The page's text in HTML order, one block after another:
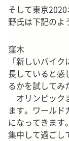
そして東京
野氏は下記のよ
窪木
「新しいバイ
長していると感
るかを試してみ
オリンピック
ます。ワール
になってきます
集中して過ごし